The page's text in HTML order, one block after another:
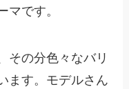
マです。
その分色々なバリ
ます。モデルさん